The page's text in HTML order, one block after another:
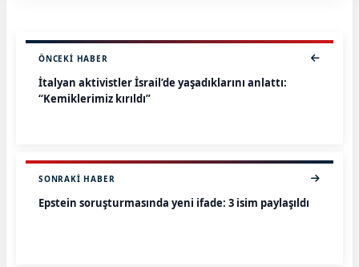
ÖNCEKI HABER
İtalyan aktivistler İsrail’de yaşadıklarını anlattı:
“Kemiklerimiz kırıldı”
SONRAKI HABER
Epstein soruşturmasında yeni ifade: 3 isim paylaşıldı